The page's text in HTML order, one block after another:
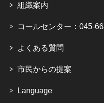
組織案内
コールセンター：045-
よくある質問
市民からの提案
Language